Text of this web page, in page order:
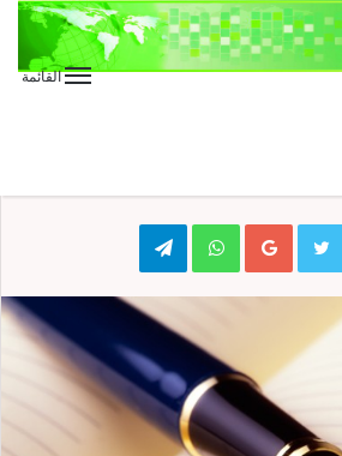
القائمة
Google+
WhatsApp
Telegram